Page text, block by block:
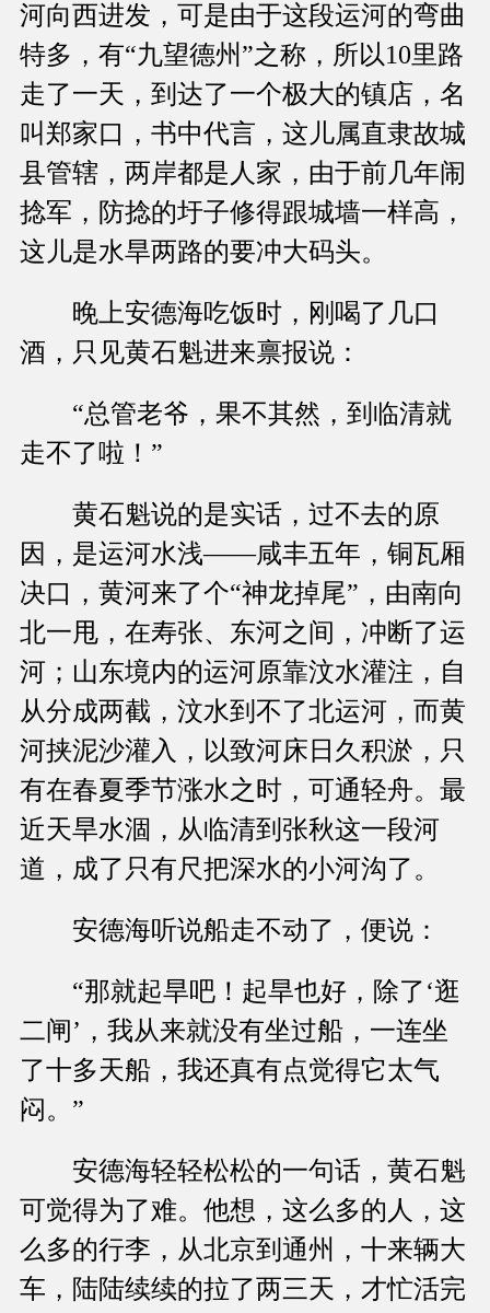
河向西进发，可是由于这段运河的弯曲
特多，有“九望德州”之称，所以10里路
走了一天，到达了一个极大的镇店，名
叫郑家口，书中代言，这儿属直隶故城
县管辖，两岸都是人家，由于前几年闹
捻军，防捻的圩子修得跟城墙一样高，
这儿是水旱两路的要冲大码头。
晚上安德海吃饭时，刚喝了几口
酒，只见黄石魁进来禀报说：
“总管老爷，果不其然，到临清就
走不了啦！”
黄石魁说的是实话，过不去的原
因，是运河水浅——咸丰五年，铜瓦厢
决口，黄河来了个“神龙掉尾”，由南向
北一甩，在寿张、东河之间，冲断了运
河；山东境内的运河原靠汶水灌注，自
从分成两截，汶水到不了北运河，而黄
河挟泥沙灌入，以致河床日久积淤，只
有在春夏季节涨水之时，可通轻舟。最
近天旱水涸，从临清到张秋这一段河
道，成了只有尺把深水的小河沟了。
安德海听说船走不动了，便说：
“那就起旱吧！起旱也好，除了‘逛
二闸’，我从来就没有坐过船，一连坐
了十多天船，我还真有点觉得它太气
闷。”
安德海轻轻松松的一句话，黄石魁
可觉得为了难。他想，这么多的人，这
么多的行李，从北京到通州，十来辆大
车，陆陆续续的拉了两三天，才忙活完